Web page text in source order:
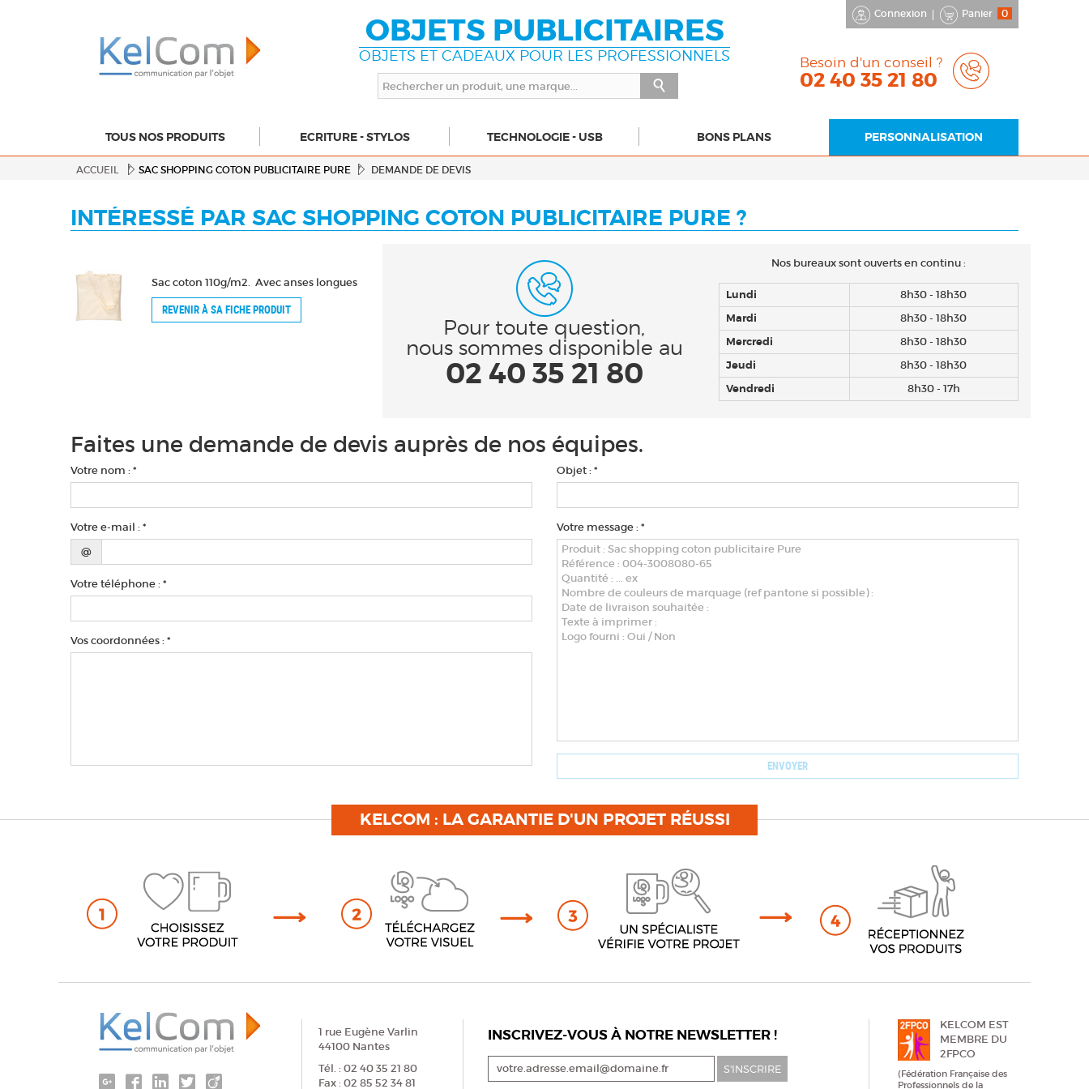
OBJETS PUBLICITAIRES
OBJETS ET CADEAUX POUR LES PROFESSIONNELS
Panier 0
Connexion
Besoin d'un conseil ?
02 40 35 21 80
TOUS NOS PRODUITS ECRITURE - STYLOS TECHNOLOGIE - USB BONS PLANS PERSONNALISATION
ACCUEIL SAC SHOPPING COTON PUBLICITAIRE PURE DEMANDE DE DEVIS
INTÉRESSÉ PAR SAC SHOPPING COTON PUBLICITAIRE PURE ?
Sac coton 110g/m2. Avec anses longues
REVENIR À SA FICHE PRODUIT
Pour toute question,
nous sommes disponible au
02 40 35 21 80
Nos bureaux sont ouverts en continu :
Lundi
8h30 - 18h30
Mardi
8h30 - 18h30
Mercredi
8h30 - 18h30
Jeudi
8h30 - 18h30
Vendredi
8h30 - 17h
Faites une demande de devis auprès de nos équipes.
Votre nom : *
Votre e-mail : *
@
Votre téléphone : *
Vos coordonnées : *
Objet : *
Votre message : *
KELCOM : LA GARANTIE D'UN PROJET RÉUSSI
1 rue Eugène Varlin
44100 Nantes
Tél. : 02 40 35 21 80
Fax : 02 85 52 34 81
INSCRIVEZ-VOUS À NOTRE NEWSLETTER !
S'INSCRIRE
KELCOM EST
MEMBRE DU
2FPCO
(Fédération Française des
Professionnels de la